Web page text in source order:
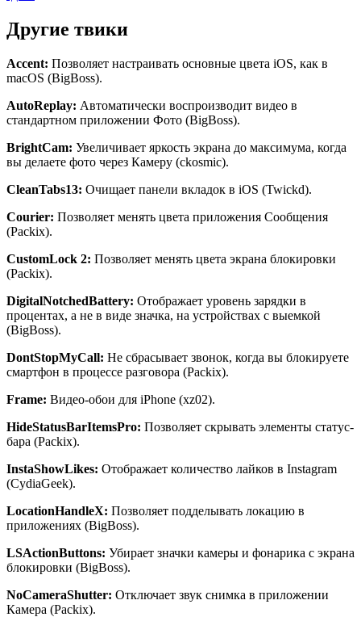
Другие твики
Accent: Позволяет настраивать основные цвета iOS, как в
macOS (BigBoss).
AutoReplay: Автоматически воспроизводит видео в
стандартном приложении Фото (BigBoss).
BrightCam: Увеличивает яркость экрана до максимума, когда
вы делаете фото через Камеру (ckosmic).
CleanTabs13: Очищает панели вкладок в iOS (Twickd).
Courier: Позволяет менять цвета приложения Сообщения
(Packix).
CustomLock 2: Позволяет менять цвета экрана блокировки
(Packix).
DigitalNotchedBattery: Отображает уровень зарядки в
процентах, а не в виде значка, на устройствах с выемкой
(BigBoss).
DontStopMyCall: Не сбрасывает звонок, когда вы блокируете
смартфон в процессе разговора (Packix).
Frame: Видео-обои для iPhone (xz02).
HideStatusBarItemsPro: Позволяет скрывать элементы статус-
бара (Packix).
InstaShowLikes: Отображает количество лайков в Instagram
(CydiaGeek).
LocationHandleX: Позволяет подделывать локацию в
приложениях (BigBoss).
LSActionButtons: Убирает значки камеры и фонарика с экрана
блокировки (BigBoss).
NoCameraShutter: Отключает звук снимка в приложении
Камера (Packix).